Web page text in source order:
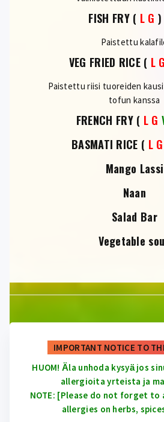
FISH FRY( L G )
Paistettu
VEG FRIED RICE( L G
Paistettu riisi tuoreiden
tofun kanssa
FRENCH FRY( L G
BASMATI RICE ( L G
Mango Lassi
Naan
Salad Bar
Vegetable
IMPORTANT NOTICE TO
HUOM! Ӓla unhoda kysyӓ jos
allergioita yrteista ja
NOTE: [Please do not forget to
allergies on herbs,